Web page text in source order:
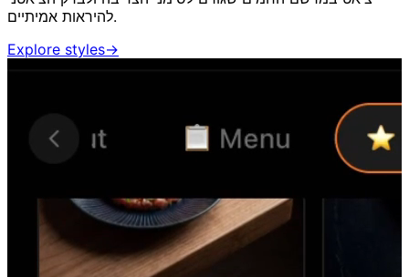
להיראות אמיתיים.
Explore styles→